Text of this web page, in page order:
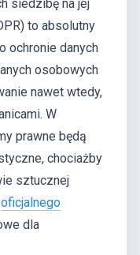
siedzibę na jej
to absolutny
ochronie danych
osobowych
nawet wtedy,
W
prawne będą
chociażby
sztucznej
oficjalnego
dla